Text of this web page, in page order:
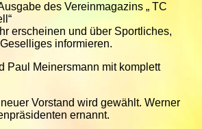
des Vereinmagazins „ TC
erscheinen und über Sportliches,
informieren.
Paul Meinersmann mit komplett
Vorstand wird gewählt. Werner
ernannt.